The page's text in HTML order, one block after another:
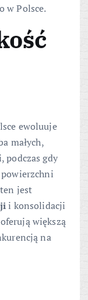
w Polsce.
ewoluuje
małych,
podczas gdy
jest
i konsolidacji
większą
na